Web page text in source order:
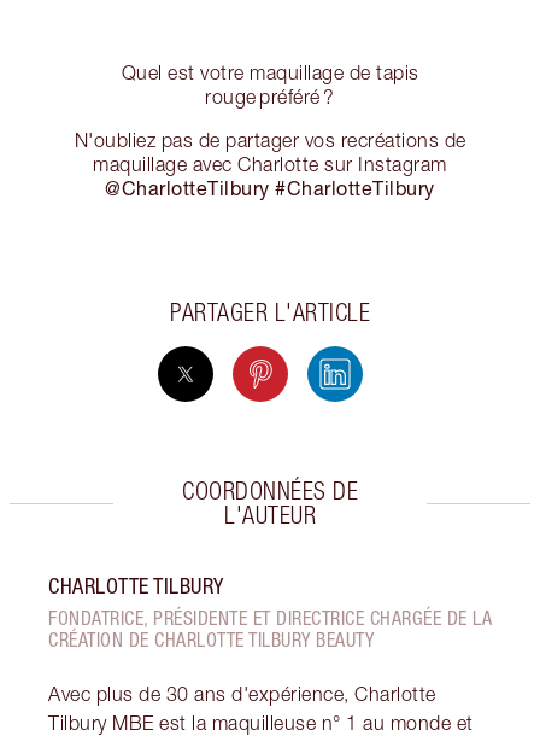
Quel est votre maquillage de tapis
rouge préféré ?
N'oubliez pas de partager vos recréations de
maquillage avec Charlotte sur Instagram
@CharlotteTilbury #CharlotteTilbury
PARTAGER L'ARTICLE
COORDONNÉES DE
L'AUTEUR
CHARLOTTE TILBURY
FONDATRICE, PRÉSIDENTE ET DIRECTRICE CHARGÉE DE LA
CRÉATION DE CHARLOTTE TILBURY BEAUTY
Avec plus de 30 ans d'expérience, Charlotte
Tilbury MBE est la maquilleuse n° 1 au monde et